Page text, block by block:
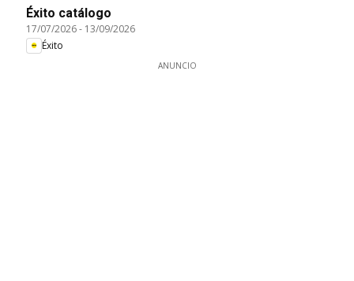
Éxito catálogo
17/07/2026- 13/09/2026
Éxito
ANUNCIO